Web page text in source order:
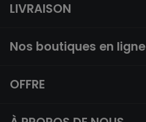
LIVRAISON
Nos boutiques en ligne
OFFRE